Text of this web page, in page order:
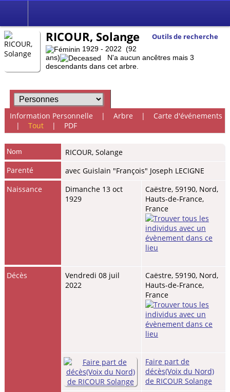
Outils de recherche
RICOUR, Solange
1929 - 2022 (92
ans)
N'a aucun ancêtres mais 3
descendants dans cet arbre.
Information Personnelle | Arbre | Carte d'événements
| Tout| PDF
Nom RICOUR, Solange
Parenté
avec Guislain "François" Joseph LECIGNE
Naissance
Dimanche 13 oct
1929
Caëstre, 59190, Nord,
Hauts-de-France,
France
Décès
Vendredi 08 juil
2022
Caëstre, 59190, Nord,
Hauts-de-France,
France
Faire part de
décès(Voix du Nord)
de RICOUR Solange